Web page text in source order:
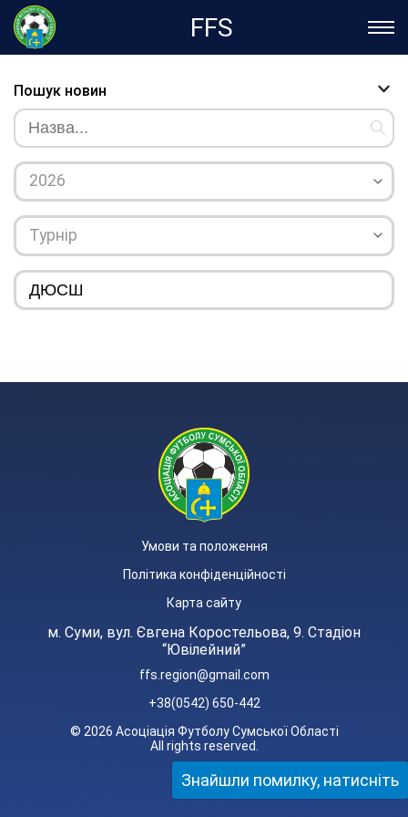
FFS
Пошук новин
2026
Турнір
Умови та положення
Політика конфіденційності
Карта сайту
м. Суми, вул. Євгена Коростельова, 9. Стадіон
“Ювілейний”
ffs.region@gmail.com
+38(0542) 650-442
© 2026 Асоціація Футболу Сумської Області
All rights reserved.
Знайшли помилку, натисніть